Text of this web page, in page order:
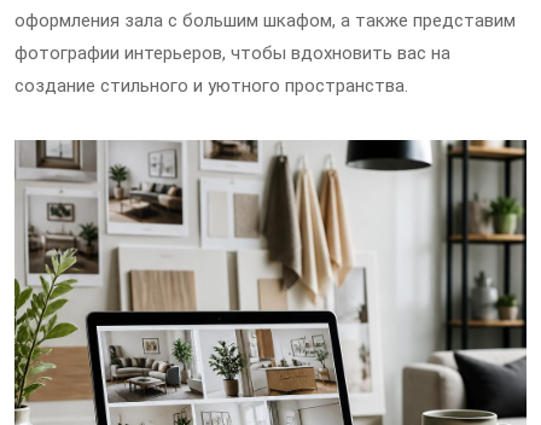
оформления зала с большим шкафом, а также представим
фотографии интерьеров, чтобы вдохновить вас на
создание стильного и уютного пространства.